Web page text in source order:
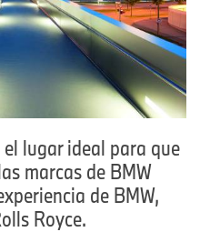
lugar ideal para que
marcas de BMW
de BMW,
Royce.